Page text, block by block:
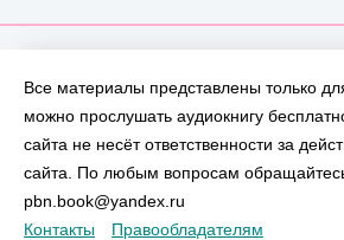
Все материалы представлены только
можно прослушать аудиокнигу
сайта не несёт ответственности за
сайта. По любым вопросам
pbn.book@yandex.ru
Контакты
Правообладателям